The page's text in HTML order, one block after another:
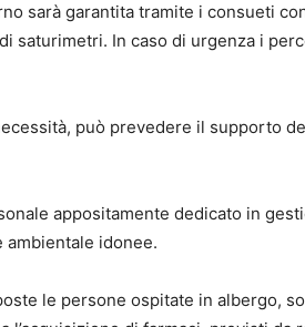
sarà garantita tramite i consueti
saturimetri. In caso di urgenza i
può prevedere il supporto
appositamente dedicato in
idonee.
le persone ospitate in albergo,